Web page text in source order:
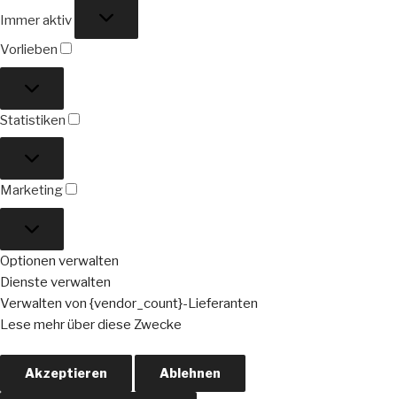
Immer aktiv
Vorlieben
Statistiken
Marketing
Optionen verwalten
Dienste verwalten
Verwalten von {vendor_count}-Lieferanten
Lese mehr über diese Zwecke
Akzeptieren Ablehnen